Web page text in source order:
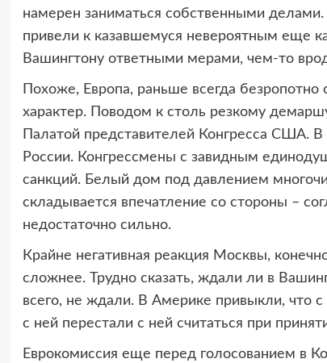
намерен заниматься собственными
привели к казавшемуся невероятным еще
Вашингтону ответными мерами, чем-то
Похоже, Европа, раньше всегда
характер. Поводом к столь резкому
Палатой представителей Конгресса США.
России. Конгрессмены с завидным
санкций. Белый дом под давлением
складывается впечатление со стороны –
недостаточно сильно.
Крайне негативная реакция Москвы,
сложнее. Трудно сказать, ждали ли в
всего, не ждали. В Америке привыкли, что
с ней перестали с ней считаться при
Еврокомиссия еще перед голосованием в